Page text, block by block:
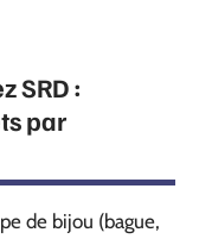
SRD :
par
de bijou (bague,